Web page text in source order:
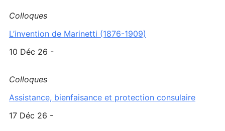
Colloques
L’invention de Marinetti (1876-1909)
10 Déc 26 -
Colloques
Assistance, bienfaisance et protection consulaire
17 Déc 26 -